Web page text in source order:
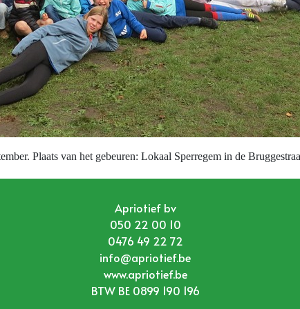
Plaats van het gebeuren: Lokaal Sperregem in de
Apriotief bv
050 22 00 10
0476 49 22 72
info@apriotief.be
www.apriotief.be
BTW BE 0899 190 196